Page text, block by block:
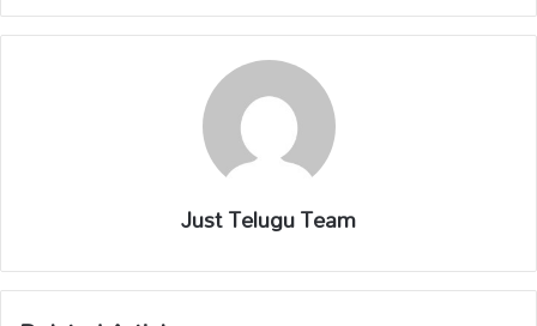
Just Telugu Team